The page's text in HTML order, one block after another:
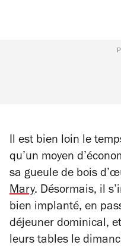
Il est bien loin le
qu’un moyen
sa gueule de bois
Mary. Désormais, il
bien implanté, en
déjeuner dominical,
leurs tables le